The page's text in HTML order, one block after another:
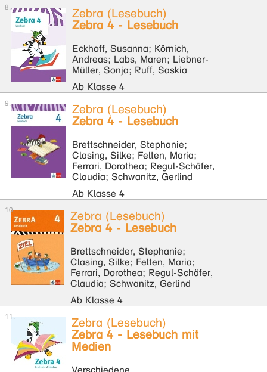
Zebra (Lesebuch)
Zebra 4 - Lesebuch
Eckhoff, Susanna; Körnich,
Andreas; Labs, Maren; Liebner-
Müller, Sonja; Ruff, Saskia
Ab Klasse 4
Zebra (Lesebuch)
Zebra 4 - Lesebuch
Brettschneider, Stephanie;
Clasing, Silke; Felten, Maria;
Ferrari, Dorothea; Regul-Schäfer,
Claudia; Schwanitz, Gerlind
Ab Klasse 4
Zebra (Lesebuch)
Zebra 4 - Lesebuch
Brettschneider, Stephanie;
Clasing, Silke; Felten, Maria;
Ferrari, Dorothea; Regul-Schäfer,
Claudia; Schwanitz, Gerlind
Ab Klasse 4
Zebra (Lesebuch)
Zebra 4 - Lesebuch mit
Medien